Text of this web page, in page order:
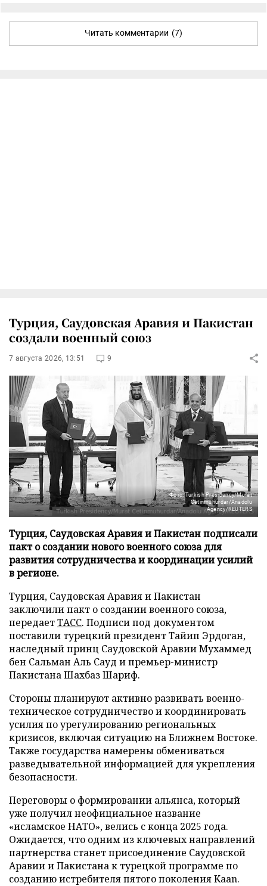
Читать комментарии (7)
Турция, Саудовская Аравия и Пакистан
создали военный союз
7 августа 2026, 13:51 9
Фото: Turkish Presidency/Murat
Cetinmuhurdar/Anadolu
Agency/REUTERS
Турция, Саудовская Аравия и Пакистан подписали
пакт о создании нового военного союза для
развития сотрудничества и координации усилий
в регионе.
Турция, Саудовская Аравия и Пакистан
заключили пакт о создании военного союза,
передаетТАСС. Подписи под документом
поставили турецкий президент Тайип Эрдоган,
наследный принц Саудовской Аравии Мухаммед
бен Сальман Аль Сауд и премьер-министр
Пакистана Шахбаз Шариф.
Стороны планируют активно развивать военно-
техническое сотрудничество и координировать
усилия по урегулированию региональных
кризисов, включая ситуацию на Ближнем Востоке.
Также государства намерены обмениваться
разведывательной информацией для укрепления
безопасности.
Переговоры о формировании альянса, который
уже получил неофициальное название
«исламское НАТО», велись с конца 2025 года.
Ожидается, что одним из ключевых направлений
партнерства станет присоединение Саудовской
Аравии и Пакистана к турецкой программе по
созданию истребителя пятого поколения Kaan.